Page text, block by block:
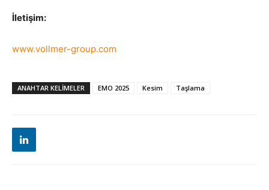
İletişim:
www.vollmer-group.com
ANAHTAR KELIMELER EMO 2025 Kesim Taşlama